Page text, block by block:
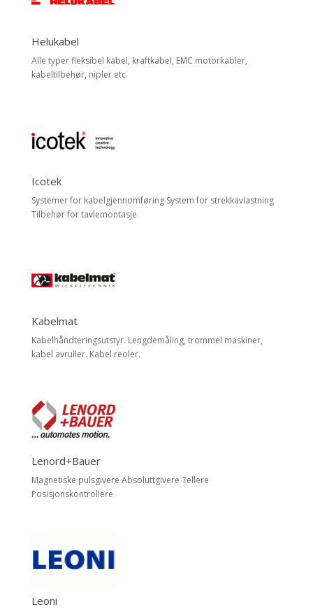
Helukabel
Alle typer fleksibel kabel, kraftkabel, EMC motorkabler,
kabeltilbehør, nipler etc.
Icotek
Systemer for kabelgjennomføring System for strekkavlastning
Tilbehør for tavlemontasje
Kabelmat
Kabelhåndteringsutstyr. Lengdemåling, trommel maskiner,
kabel avruller. Kabel reoler.
Lenord+Bauer
Magnetiske pulsgivere Absoluttgivere Tellere
Posisjonskontrollere
Leoni